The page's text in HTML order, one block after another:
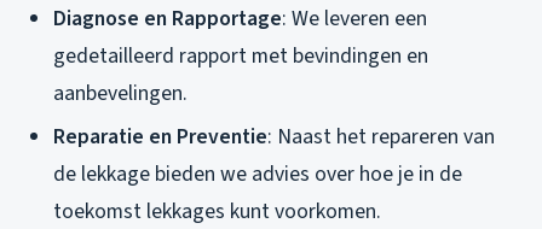
Diagnose en Rapportage: We leveren een
gedetailleerd rapport met bevindingen en
aanbevelingen.
Reparatie en Preventie: Naast het repareren van
de lekkage bieden we advies over hoe je in de
toekomst lekkages kunt voorkomen.